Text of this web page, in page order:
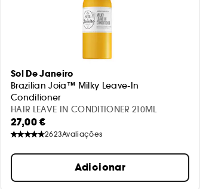
Sol De Janeiro
Brazilian Joia™ Milky Leave-In
Conditioner
Bruma Capilar
HAIR LEAVE IN CONDITIONER 210ML
27,00 €
2623Avaliações
Adicionar